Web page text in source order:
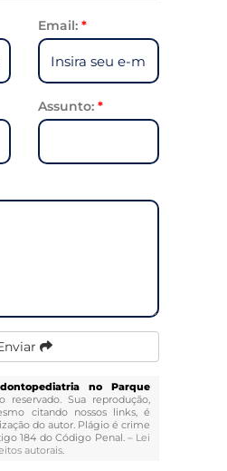
Email: *
Assunto: *
no Parque
Sua reprodução,
citando nossos links, é
do autor. Plágio é crime
184 do Código Penal. – Lei
autorais.